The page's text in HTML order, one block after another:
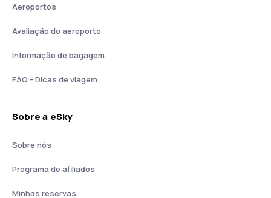
Aeroportos
Avaliação do aeroporto
Informação de bagagem
FAQ - Dicas de viagem
Sobre a eSky
Sobre nós
Programa de afiliados
Minhas reservas